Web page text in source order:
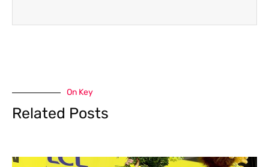
On Key
Related Posts